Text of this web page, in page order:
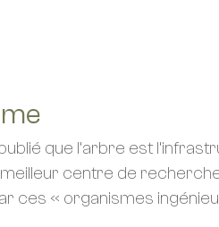
que l’arbre est
centre de
ces « organismes